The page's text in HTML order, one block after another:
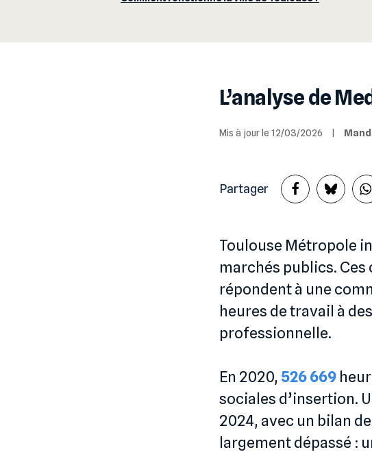
L’analyse de
Mis à jour le 12/03/2026
Partager
Toulouse Métropole
marchés publics.
répondent à une
heures de travail à
professionnelle.
En 2020, 526 669
sociales d’insertion.
2024, avec un bilan de
largement dépassé :